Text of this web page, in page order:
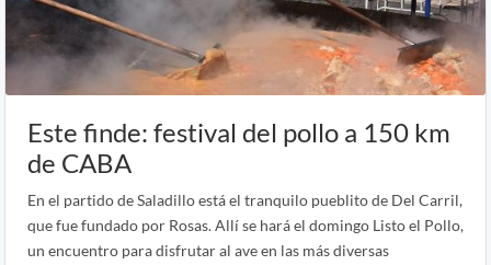
Este finde: festival del pollo a 150 km
de CABA
En el partido de Saladillo está el tranquilo pueblito de Del Carril,
que fue fundado por Rosas. Allí se hará el domingo Listo el Pollo,
un encuentro para disfrutar al ave en las más diversas